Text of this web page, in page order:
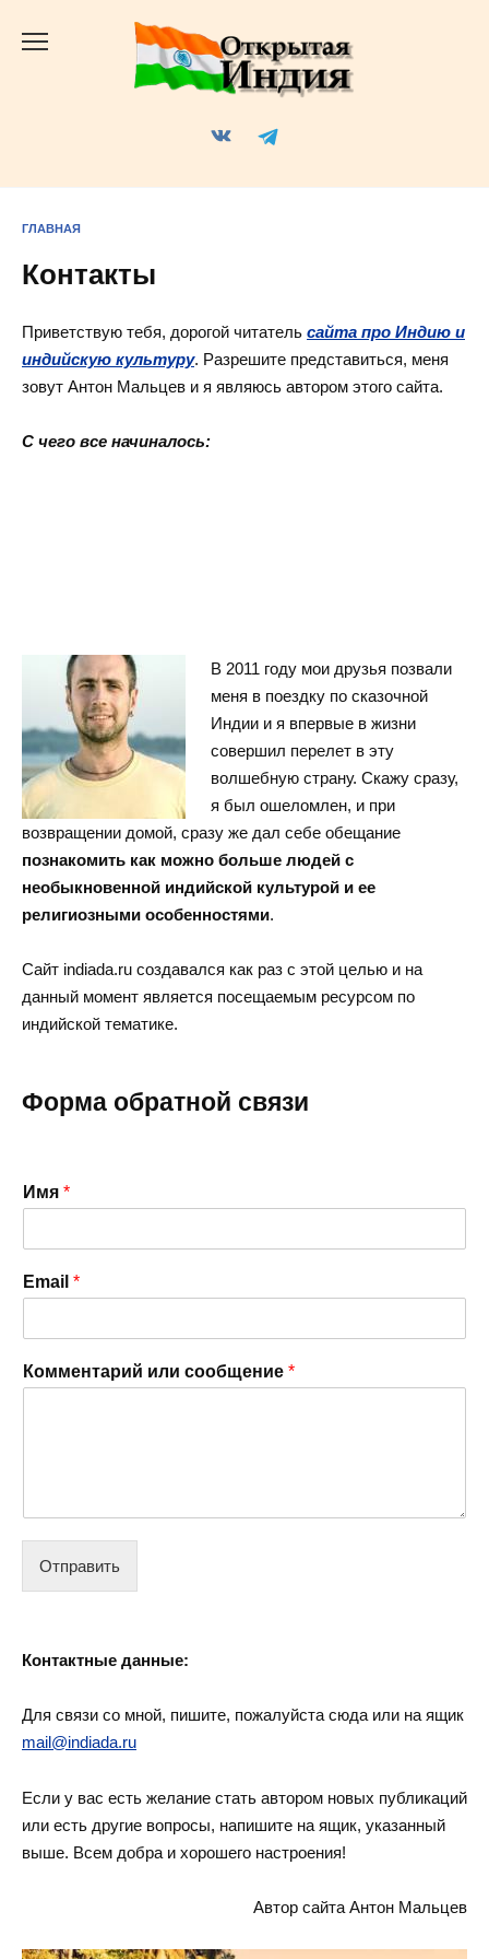
ГЛАВНАЯ
Контакты
Приветствую тебя, дорогой читатель сайта про Индию и
индийскую культуру. Разрешите представиться, меня
зовут Антон Мальцев и я являюсь автором этого сайта.
С чего все начиналось:
В 2011 году мои друзья позвали
меня в поездку по сказочной
Индии и я впервые в жизни
совершил перелет в эту
волшебную страну. Скажу сразу,
я был ошеломлен, и при
возвращении домой, сразу же дал себе обещание
познакомить как можно больше людей с
необыкновенной индийской культурой и ее
религиозными особенностями.
Сайт indiada.ru создавался как раз с этой целью и на
данный момент является посещаемым ресурсом по
индийской тематике.
Форма обратной связи
Имя *
Email *
с
о
и
н
а
и
И
м
Комментарий или сообщение *
Отправить
Контактные данные:
Для связи со мной, пишите, пожалуйста сюда или на ящик
mail@indiada.ru
Если у вас есть желание стать автором новых публикаций
или есть другие вопросы, напишите на ящик, указанный
выше. Всем добра и хорошего настроения!
Автор сайта Антон Мальцев